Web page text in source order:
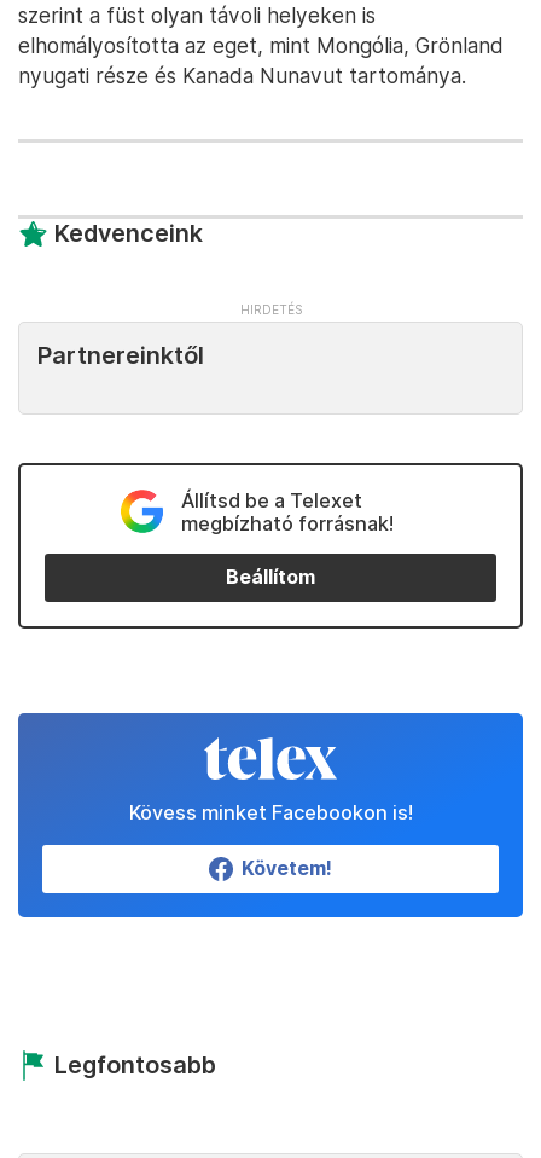
szerint a füst olyan távoli helyeken is
elhomályosította az eget, mint Mongólia, Grönland
nyugati része és Kanada Nunavut tartománya.
Kedvenceink
Partnereinktől
Állítsd be a Telexet
megbízható forrásnak!
Beállítom
Kövess minket Facebookon is!
Követem!
Legfontosabb